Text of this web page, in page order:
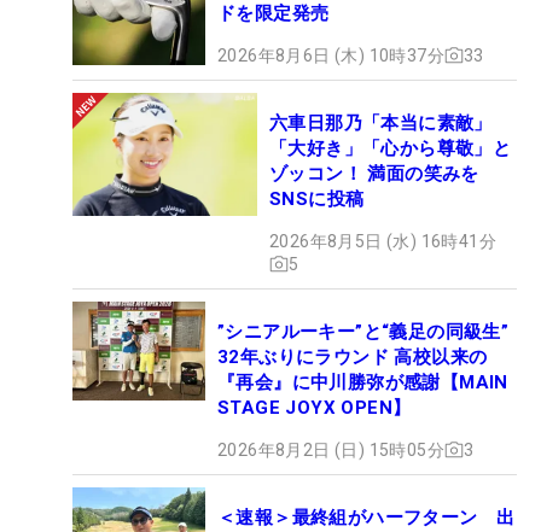
ドを限定発売
2026年8月6日 (木) 10時37分 33
六車日那乃「本当に素敵」
「大好き」「心から尊敬」と
ゾッコン！ 満面の笑みを
SNSに投稿
2026年8月5日 (水) 16時41分
5
”シニアルーキー”と“義足の同級生”
32年ぶりにラウンド 高校以来の
『再会』に中川勝弥が感謝【MAIN
STAGE JOYX OPEN】
2026年8月2日 (日) 15時05分 3
＜速報＞最終組がハーフターン 出